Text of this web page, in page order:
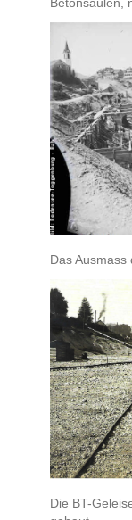
Betonsäulen,
Das
Die BT-